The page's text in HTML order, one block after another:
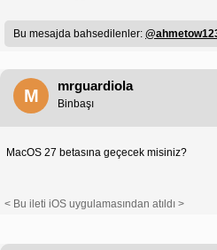
Bu mesajda bahsedilenler:
M
mrguardiola
Binbaşı
MacOS 27 betasına geçecek misiniz?
< Bu ileti iOS uygulamasından atıldı >